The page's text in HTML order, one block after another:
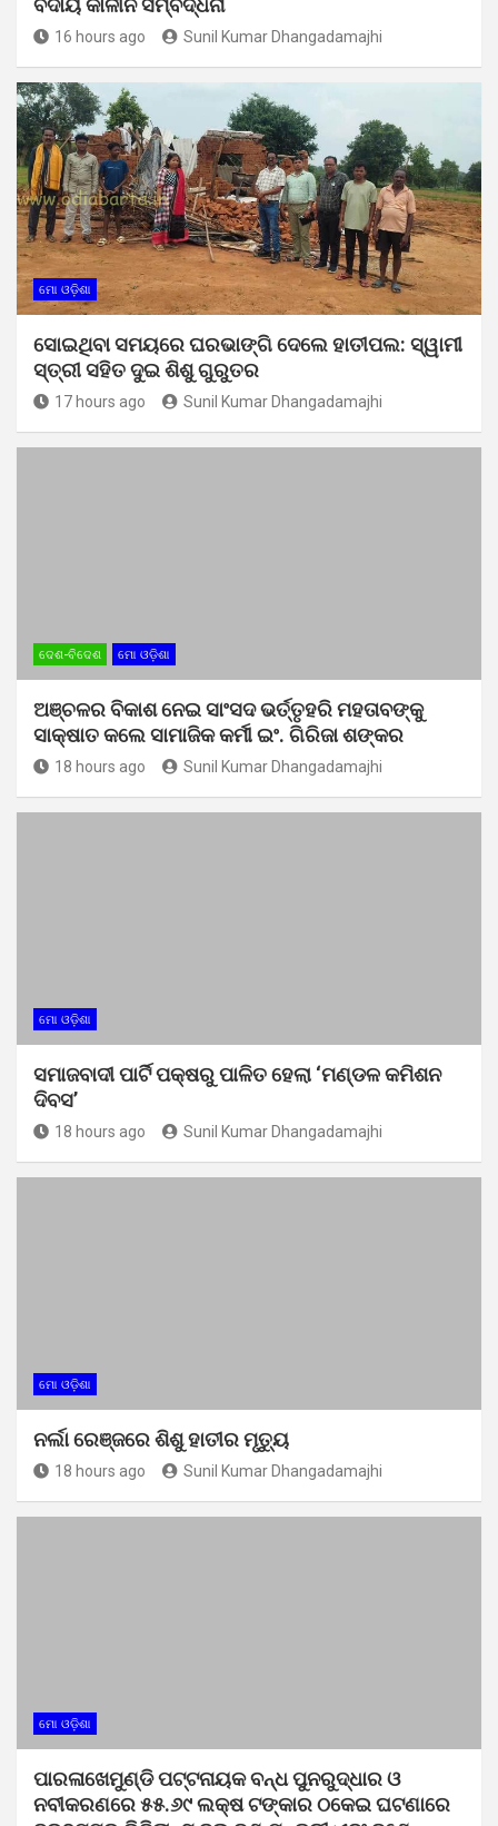
16 hours ago Sunil Kumar Dhangadamajhi
ମୋ ଓଡ଼ିଶା
ସୋଇଥିବା ସମୟରେ ଘରଭାଙ୍ଗି ଦେଲେ ହାତୀପଲ: ସ୍ୱାମୀ
ସ୍ତ୍ରୀ ସହିତ ଦୁଇ ଶିଶୁ ଗୁରୁତର
17 hours ago Sunil Kumar Dhangadamajhi
ଦେଶ-ବିଦେଶ ମୋ ଓଡ଼ିଶା
ଅଞ୍ଚଳର ବିକାଶ ନେଇ ସାଂସଦ ଭର୍ତ୍ତୃହରି ମହତାବଙ୍କୁ
ସାକ୍ଷାତ କଲେ ସାମାଜିକ କର୍ମୀ ଇଂ. ଗିରିଜା ଶଙ୍କର
18 hours ago Sunil Kumar Dhangadamajhi
ମୋ ଓଡ଼ିଶା
ସମାଜବାଦୀ ପାର୍ଟି ପକ୍ଷରୁ ପାଳିତ ହେଲା ‘ମଣ୍ଡଳ କମିଶନ
ଦିବସ’
18 hours ago Sunil Kumar Dhangadamajhi
ମୋ ଓଡ଼ିଶା
ନର୍ଲା ରେଞ୍ଜରେ ଶିଶୁ ହାତୀର ମୃତ୍ୟୁ
18 hours ago Sunil Kumar Dhangadamajhi
ମୋ ଓଡ଼ିଶା
ପାରଳାଖେମୁଣ୍ଡି ପଟ୍ଟନାୟକ ବନ୍ଧ ପୁନରୁଦ୍ଧାର ଓ
ନବୀକରଣରେ ୫୫.୬୯ ଲକ୍ଷ ଟଙ୍କାର ଠକେଇ ଘଟଣାରେ